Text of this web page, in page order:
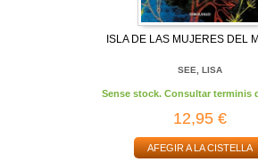
ISLA DE LAS MUJERES DEL
SEE, LISA
Sense stock. Consultar terminis
12,95 €
AFEGIR A LA CISTELLA